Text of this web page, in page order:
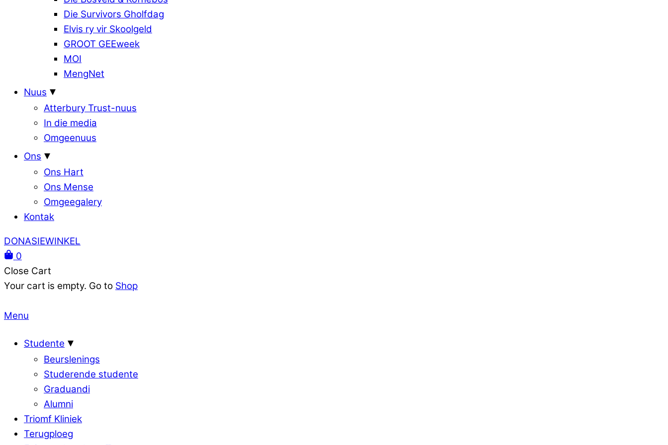
Die Survivors Gholfdag
Elvis ry vir Skoolgeld
GROOT GEEweek
MOI
MengNet
Nuus
Atterbury Trust-nuus
In die media
Omgeenuus
Ons
Ons Hart
Ons Mense
Omgeegalery
Kontak
DONASIEWINKEL
0
Close Cart
Your cart is empty. Go to Shop
Menu
Studente
Beurslenings
Studerende studente
Graduandi
Alumni
Triomf Kliniek
Terugploeg